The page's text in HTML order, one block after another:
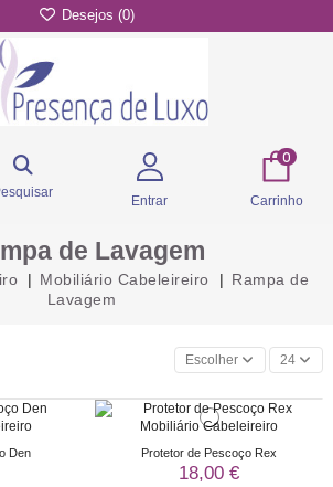
Desejos (0)
Entrar
0
Carrinho
de Lavagem
Mobiliário Cabeleireiro
Rampa de
Lavagem
Escolher 24
Den Protetor de Pescoço Rex
18,00 €